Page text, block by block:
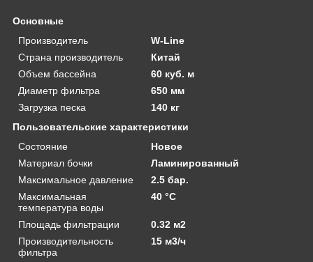
Основные
Производитель
W-Line
Страна производитель
Китай
Объем бассейна
60 куб. м
Диаметр фильтра
650 мм
Загрузка песка
140 кг
Пользовательские характеристики
Состояние
Новое
Материал бочки
Ламинированный
Максимальное давление
2.5 бар.
Максимальная
температура воды
40 °C
Площадь фильтрации
0.32 м2
Производительность
фильтра
15 м3/ч